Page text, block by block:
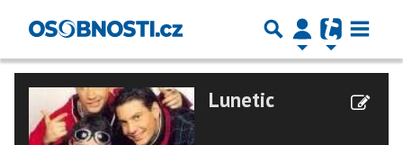
Lunetic